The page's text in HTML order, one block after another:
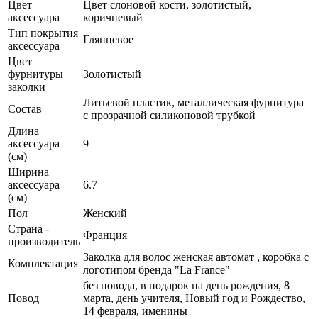
Цвет
аксессуара
Цвет слоновой кости, золотистый,
коричневый
Тип покрытия
аксессуара
Глянцевое
Цвет
фурнитуры
заколки
Золотистый
Состав
Литьевой пластик, металлическая фурнитура
с прозрачной силиконовой трубкой
Длина
аксессуара
(см)
9
Ширина
аксессуара
(см)
6.7
Пол
Женский
Страна -
производитель
Франция
Комплектация
Заколка для волос женская автомат , коробка с
логотипом бренда "La France"
Повод
без повода, в подарок на день рождения, 8
марта, день учителя, Новый год и Рождество,
14 февраля, именины